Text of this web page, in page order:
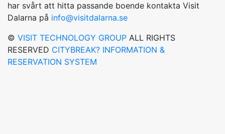
har svårt att hitta passande boende kontakta Visit
Dalarna på info@visitdalarna.se
© VISIT TECHNOLOGY GROUP ALL RIGHTS
RESERVED CITYBREAK? INFORMATION &
RESERVATION SYSTEM